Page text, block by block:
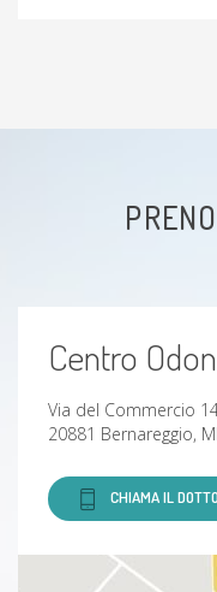
Stress
Sciatica
Emicrania
Centro
Via del Commercio
20881 Bernareggio,
CHIAMA IL